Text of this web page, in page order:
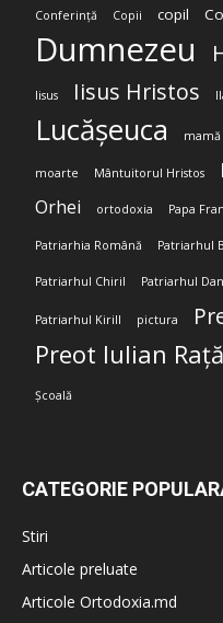
Conferință Copii copil
Dumnezeu
Iisus Iisus Hristos
Lucășeuca mamă
moarte Mântuitorul Hristos
Orhei ortodoxia Papa
Patriarhia Română Patriarhul
Patriarhul Chiril Patriarhul
Patriarhul Kirill pictura
Preot Iulian Rață
Școală
CATEGORIE
Stiri
Articole preluate
Articole Ortodoxia.md